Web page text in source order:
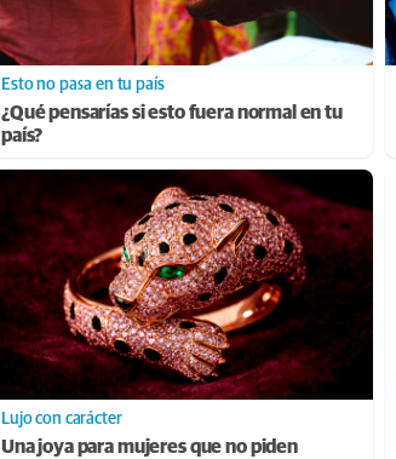
Esto no pasa en tu país
¿Qué pensarías si esto fuera normal en tu
país?
Lujo con carácter
Una joya para mujeres que no piden